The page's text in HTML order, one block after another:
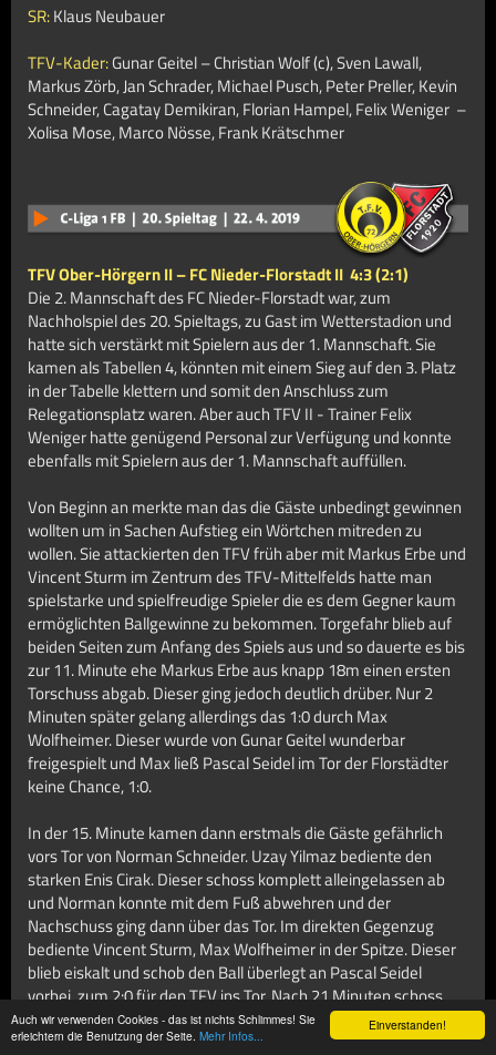
Einverstanden!
Auch wir verwenden Cookies - das ist nichts Schlimmes! Sie
erleichtern die Benutzung der Seite. Mehr Infos...
SR:Klaus Neubauer
TFV-Kader:Gunar Geitel – Christian Wolf (c), Sven Lawall,
Markus Zörb, Jan Schrader, Michael Pusch, Peter Preller, Kevin
Schneider, Cagatay Demikiran, Florian Hampel, Felix Weniger –
Xolisa Mose, Marco Nösse, Frank Krätschmer
TFV Ober-Hörgern II – FC Nieder-Florstadt II 4:3 (2:1)
Die 2. Mannschaft des FC Nieder-Florstadt war, zum
Nachholspiel des 20. Spieltags, zu Gast im Wetterstadion und
hatte sich verstärkt mit Spielern aus der 1. Mannschaft. Sie
kamen als Tabellen 4, könnten mit einem Sieg auf den 3. Platz
in der Tabelle klettern und somit den Anschluss zum
Relegationsplatz waren. Aber auch TFV II - Trainer Felix
Weniger hatte genügend Personal zur Verfügung und konnte
ebenfalls mit Spielern aus der 1. Mannschaft auffüllen.
Von Beginn an merkte man das die Gäste unbedingt gewinnen
wollten um in Sachen Aufstieg ein Wörtchen mitreden zu
wollen. Sie attackierten den TFV früh aber mit Markus Erbe und
Vincent Sturm im Zentrum des TFV-Mittelfelds hatte man
spielstarke und spielfreudige Spieler die es dem Gegner kaum
ermöglichten Ballgewinne zu bekommen. Torgefahr blieb auf
beiden Seiten zum Anfang des Spiels aus und so dauerte es bis
zur 11. Minute ehe Markus Erbe aus knapp 18m einen ersten
Torschuss abgab. Dieser ging jedoch deutlich drüber. Nur 2
Minuten später gelang allerdings das 1:0 durch Max
Wolfheimer. Dieser wurde von Gunar Geitel wunderbar
freigespielt und Max ließ Pascal Seidel im Tor der Florstädter
keine Chance, 1:0.
In der 15. Minute kamen dann erstmals die Gäste gefährlich
vors Tor von Norman Schneider. Uzay Yilmaz bediente den
starken Enis Cirak. Dieser schoss komplett alleingelassen ab
und Norman konnte mit dem Fuß abwehren und der
Nachschuss ging dann über das Tor. Im direkten Gegenzug
bediente Vincent Sturm, Max Wolfheimer in der Spitze. Dieser
blieb eiskalt und schob den Ball überlegt an Pascal Seidel
vorbei, zum 2:0 für den TFV ins Tor. Nach 21 Minuten schoss
erneut Enis Cirak vom Strafraumrand und blieb erneut an
Norman Schneider hängen. 10. Minuten später, ein strammer